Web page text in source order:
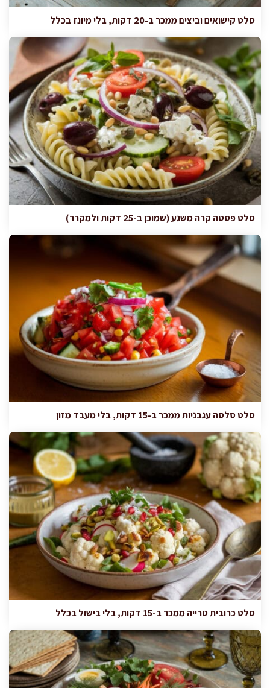
סלט קישואים וביצים ממכר ב-20 דקות, בלי מיונז בכלל
סלט פסטה קרה משגע (שמוכן ב-25 דקות ולמקרר)
סלט סלסה עגבניות ממכר ב-15 דקות, בלי מעבד מזון
סלט כרובית טרייה ממכר ב-15 דקות, בלי בישול בכלל